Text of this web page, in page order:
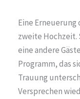
Eine Erneuerung
zweite Hochzeit.
eine andere
Programm, das
Trauung
Versprechen